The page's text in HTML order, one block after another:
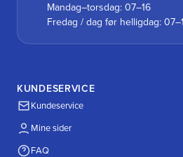
Mandag–torsdag: 07–16
Fredag / dag før helligdag:
KUNDESERVICE
Kundeservice
Mine sider
FAQ